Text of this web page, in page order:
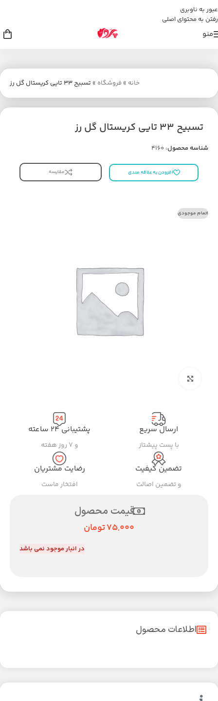
عبور به ناوبری
رفتن به محتوای اصلی
منو
خانه » فروشگاه » تسبیح 33 تایی کریستال گل رز
تسبیح 33 تایی کریستال گل رز
شناسه محصول: 4160
افزودن به علاقه مندی مقایسه
اتمام موجودی
ارسال سریع
با پست پیشتاز
پشتیبانی ۲۴ ساعته
و ۷ روز هفته
تضمین کیفیت
و تضمین اصالت
رضایت مشتریان
افتخار ماست
قیمت محصول
75,000تومان
در انبار موجود نمی باشد
اطلاعات محصول